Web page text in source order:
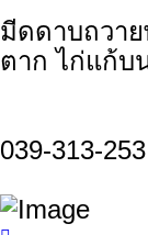
มีดดาบถวาย
ตาก ไก่แก้บ
039-313-